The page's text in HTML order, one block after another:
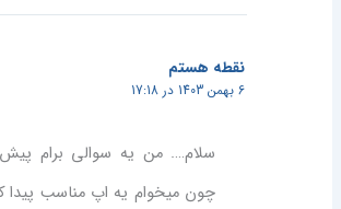
نقطه هستم
6 بهمن 1403 در 17:18
سلام…. من یه سوالی برام
چون میخوام یه اپ مناسب پیدا